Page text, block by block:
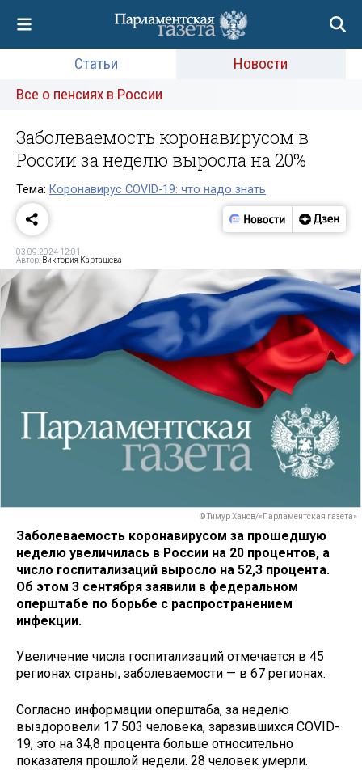
Статьи
Новости
Все о пенсиях в России
Заболеваемость коронавирусом в
России за неделю выросла на 20%
Тема: Коронавирус COVID-19: что надо знать
03.09.2024 12:01
Автор: Виктория Карташева
© Тимур Ханов/«Парламентская газета»
Заболеваемость коронавирусом за прошедшую
неделю увеличилась в России на 20 процентов, а
число госпитализаций выросло на 52,3 процента.
Об этом 3 сентября заявили в федеральном
оперштабе по борьбе с распространением
инфекции.
Увеличение числа госпитализаций отмечается в 45
регионах страны, заболеваемости — в 67 регионах.
Согласно информации оперштаба, за неделю
выздоровели 17 503 человека, заразившихся COVID-
19, это на 34,8 процента больше относительно
показателя прошлой недели. 28 человек умерли.